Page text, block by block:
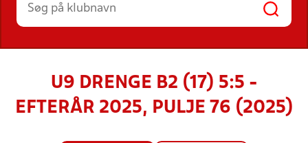
U9 DRENGE B2 (17) 5:5 -
EFTERÅR 2025, PULJE 76 (2025)